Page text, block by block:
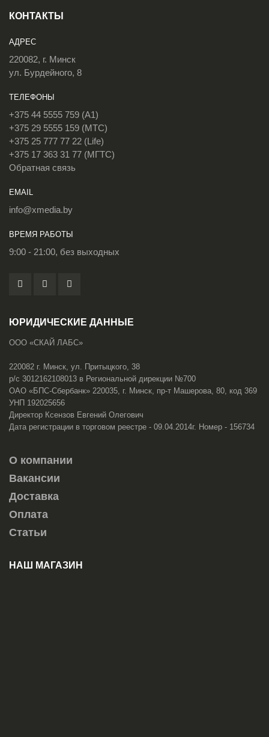
КОНТАКТЫ
АДРЕС
220082, г. Минск
ул. Бурдейного, 8
ТЕЛЕФОНЫ
+375 44 5555 759 (A1)
+375 29 5555 159 (МТС)
+375 25 777 77 22 (Life)
+375 17 363 31 77 (МГТС)
Обратная связь
EMAIL
info@xmedia.by
ВРЕМЯ РАБОТЫ
9:00 - 21:00, без выходных
ЮРИДИЧЕСКИЕ ДАННЫЕ
ООО «СКАЙ ЛАБС»
220082 г. Минск, ул. Притыцкого, 38
р/с 3012162108013 в Региональной дирекции №700
ОАО «БПС-Сбербанк» 220035, г. Минск, пр-т Машерова, 80, код 369
УНП 192025656
Директор Ксензов Евгений Олегович
Дата регистрации в торговом реестре - 09.04.2014г. Номер - 156734
О компании
Вакансии
Доставка
Оплата
Статьи
НАШ МАГАЗИН